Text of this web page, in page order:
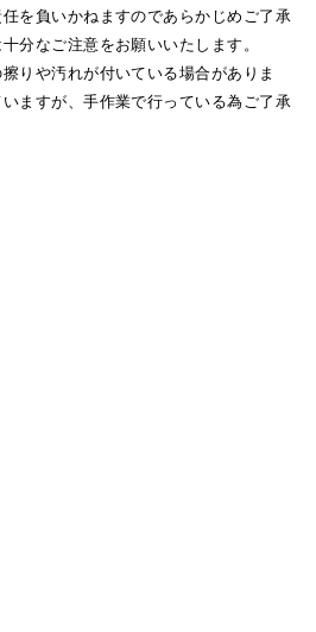
を負いかねますのであらかじめご了承
分なご注意をお願いいたします。
りや汚れが付いている場合がありま
ますが、手作業で行っている為ご了承